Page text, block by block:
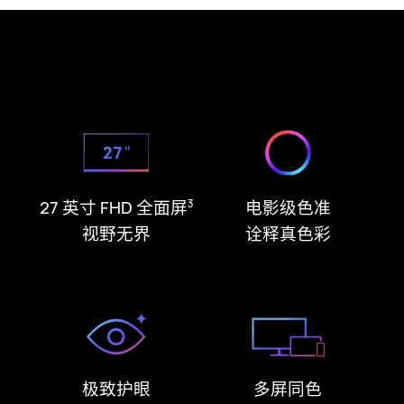
27 英寸 FHD 全面屏3
视野无界
电影级色准
诠释真色彩
极致护眼
多屏同色